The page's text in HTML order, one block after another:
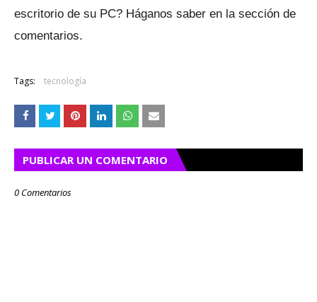
escritorio de su PC? Háganos saber en la sección de
comentarios.
Tags: tecnología
PUBLICAR UN COMENTARIO
0 Comentarios